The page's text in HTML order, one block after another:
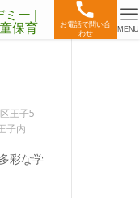
お電話で問い合
わせ
MENU
王子5-
子内
彩な学